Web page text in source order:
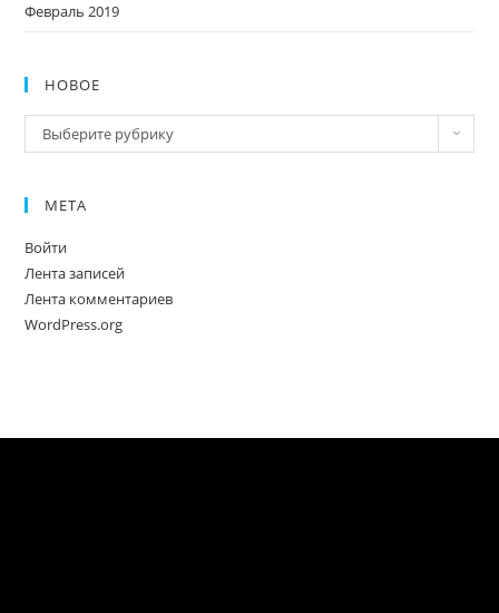
Февраль 2019
НОВОЕ
Новое
Выберите рубрику
МЕТА
Войти
Лента записей
Лента комментариев
WordPress.org